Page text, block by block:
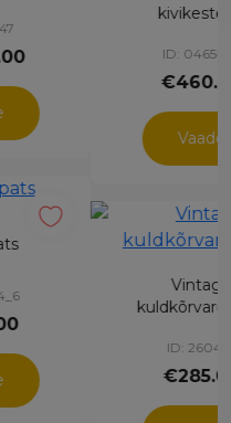
Kuldkõrvarõngad
värviliste kivikestega